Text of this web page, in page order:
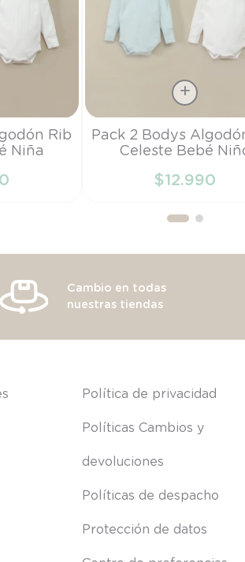
Rib
Niña
Talla
AÑADIR AL CARRITO
Pack 2 Bodys
Celeste Bebé
$12.990
Cambio en todas
nuestras tiendas
Política de privacidad
Políticas Cambios y
devoluciones
Políticas de despacho
Protección de datos